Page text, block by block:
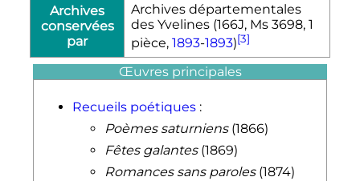
Archives
conservées
par
Archives départementales
des Yvelines (166J, Ms 3698, 1
pièce, 1893-1893)[3]
Œuvres principales
Recueils poétiques :
Poèmes saturniens(1866)
Fêtes galantes(1869)
Romances sans paroles(1874)